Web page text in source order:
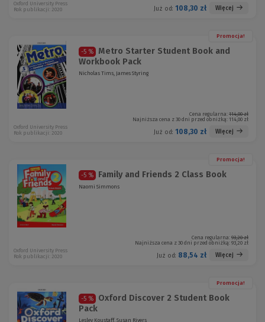
Już od: 108,30 zł Więcej
Oxford University Press
Rok publikacji: 2020
Promocja!
-5 %
Metro Starter Student Book and
Workbook Pack
Nicholas Tims, James Styring
Cena regularna: 114,00 zł
Najniższa cena z 30 dni przed obniżką: 114,00 zł
Już od: 108,30 zł Więcej
Oxford University Press
Rok publikacji: 2020
Promocja!
-5 % Family and Friends 2 Class Book
Naomi Simmons
Cena regularna: 93,20 zł
Najniższa cena z 30 dni przed obniżką: 93,20 zł
Już od: 88,54 zł Więcej
Oxford University Press
Rok publikacji: 2020
Promocja!
-5 %
Oxford Discover 2 Student Book
Pack
Lesley Koustaff, Susan Rivers